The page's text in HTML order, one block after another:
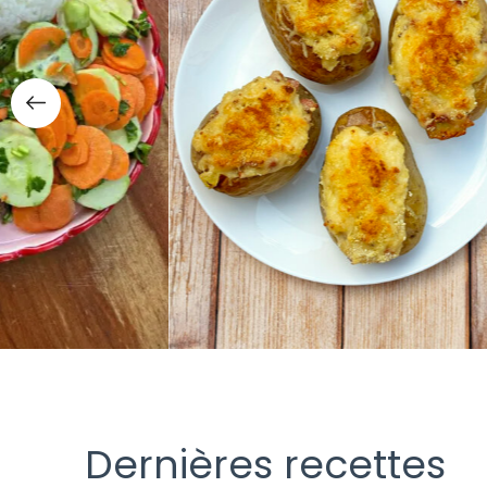
Dernières recettes